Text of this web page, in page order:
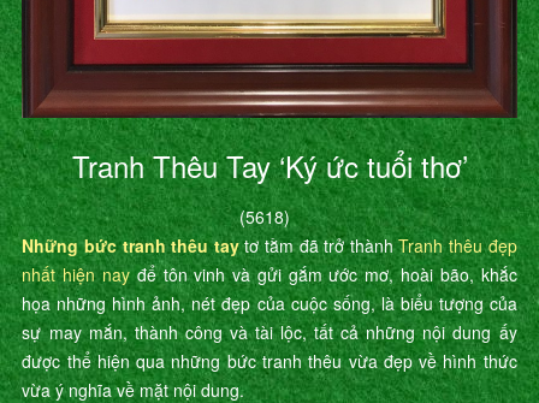
Tranh Thêu Tay ‘Ký ức tuổi thơ’
(5618)
Những bức tranh thêu taytơ tằm đã trở thànhTranh thêu đẹp
nhất hiện nay để tôn vinh và gửi gắm ước mơ, hoài bão, khắc
họa những hình ảnh, nét đẹp của cuộc sống, là biểu tượng của
sự may mắn, thành công và tài lộc, tất cả những nội dung ấy
được thể hiện qua những bức tranh thêu vừa đẹp về hình thức
vừa ý nghĩa về mặt nội dung.